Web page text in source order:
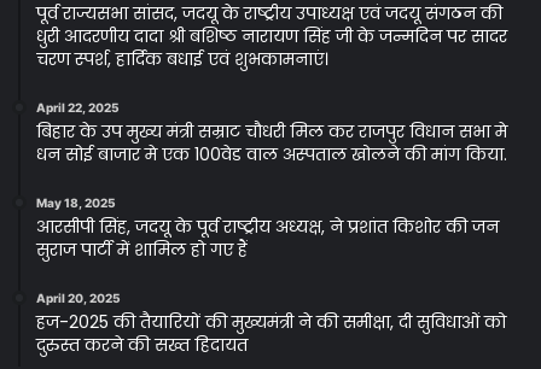
पूर्व राज्यसभा सांसद, जदयू के राष्ट्रीय उपाध्यक्ष एवं जदयू संगठन की
धुरी आदरणीय दादा श्री बशिष्ठ नारायण सिंह जी के जन्मदिन पर सादर
चरण स्पर्श, हार्दिक बधाई एवं शुभकामनाएं।
April 22, 2025
बिहार के उप मुख्य मंत्री सम्राट चौधरी मिल कर राजपुर विधान सभा मे
धन सोई बाजार मे एक 100वेड वाल अस्पताल खोलने की मांग किया.
May 18, 2025
आरसीपी सिंह, जदयू के पूर्व राष्ट्रीय अध्यक्ष, ने प्रशांत किशोर की जन
सुराज पार्टी में शामिल हो गए हैं
April 20, 2025
हज-2025 की तैयारियों की मुख्यमंत्री ने की समीक्षा, दी सुविधाओं को
दुरुस्त करने की सख्त हिदायत